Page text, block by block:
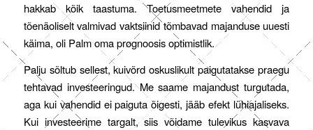
hakkab kõik taastuma. Toetusmeetmete vahendid ja
tõenäoliselt valmivad vaktsiinid tõmbavad majanduse uuesti
käima, oli Palm oma prognoosis optimistlik.
Palju sõltub sellest, kuivõrd oskuslikult paigutatakse praegu
tehtavad investeeringud. Me saame majandust turgutada,
aga kui vahendid ei paiguta õigesti, jääb efekt lühiajaliseks.
Kui investeerime targalt, siis võidame tulevikus kasvava